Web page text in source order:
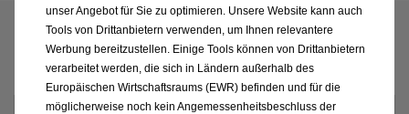
ENTDECKEN SIE JETZT UNSERE
AUSWAHL UND STEIGEN SIE GLEICH
EIN
unser Angebot für Sie zu optimieren. Unsere Website kann auch
Tools von Drittanbietern verwenden, um Ihnen relevantere
Werbung bereitzustellen. Einige Tools können von Drittanbietern
verarbeitet werden, die sich in Ländern außerhalb des
Europäischen Wirtschaftsraums (EWR) befinden und für die
möglicherweise noch kein Angemessenheitsbeschluss der